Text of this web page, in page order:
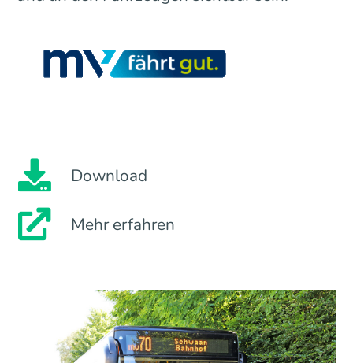
Download
Mehr erfahren